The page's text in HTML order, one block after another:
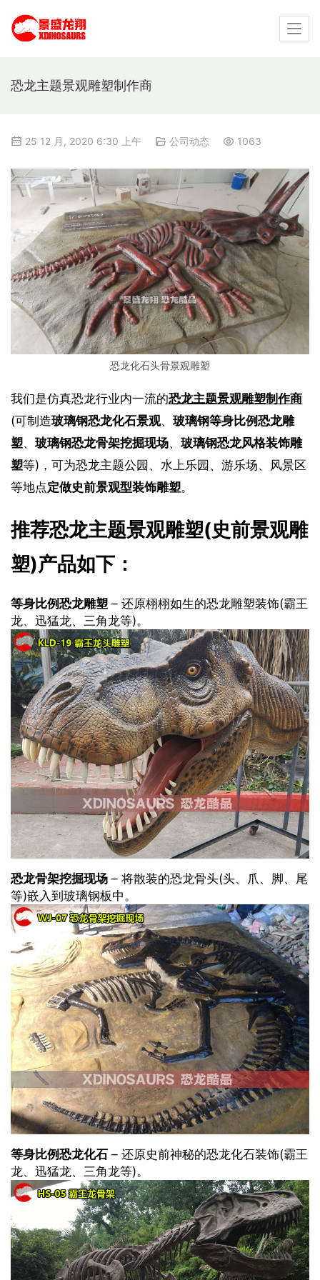
恐龙主题景观雕塑制作商
25 12 月, 2020 6:30 上午 公司动态 1063
恐龙化石头骨景观雕塑
我们是仿真恐龙行业内一流的恐龙主题景观雕塑制作商
(可制造玻璃钢恐龙化石景观、 玻璃钢等身比例恐龙雕
塑、 玻璃钢恐龙骨架挖掘现场、 玻璃钢恐龙风格装饰雕
塑等)，可为恐龙主题公园、水上乐园、游乐场、风景区
等地点定做史前景观型装饰雕塑。
推荐恐龙主题景观雕塑(史前景观雕
塑)产品如下：
等身比例恐龙雕塑 – 还原栩栩如生的恐龙雕塑装饰(霸王
龙、迅猛龙、三角龙等)。
恐龙骨架挖掘现场 – 将散装的恐龙骨头(头、爪、脚、尾
等)嵌入到玻璃钢板中。
等身比例恐龙化石 – 还原史前神秘的恐龙化石装饰(霸王
龙、迅猛龙、三角龙等)。